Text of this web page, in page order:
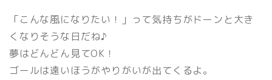
「こんな風になりたい！」って気持ちがドーンと大き
くなりそうな日だね♪
夢はどんどん見てOK！
ゴールは遠いほうがやりがいが出てくるよ。